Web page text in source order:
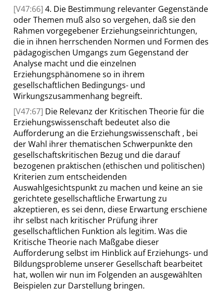
[V47:66] 4. Die Bestimmung relevanter Gegenstände
oder Themen muß also so vergehen, daß sie den
Rahmen vorgegebener Erziehungseinrichtungen,
die in ihnen herrschenden Normen und Formen des
pädagogischen Umgangs zum Gegenstand der
Analyse macht und die einzelnen
Erziehungsphänomene so in ihrem
gesellschaftlichen Bedingungs- und
Wirkungszusammenhang begreift.
[V47:67] Die Relevanz der Kritischen Theorie für die
Erziehungswissenschaft bedeutet also die
Aufforderung an die Erziehungswissenschaft , bei
der Wahl ihrer thematischen Schwerpunkte den
gesellschaftskritischen Bezug und die darauf
bezogenen praktischen (ethischen und politischen)
Kriterien zum entscheidenden
Auswahlgesichtspunkt zu machen und keine an sie
gerichtete gesellschaftliche Erwartung zu
akzeptieren, es sei denn, diese Erwartung erschiene
ihr selbst nach kritischer Prüfung ihrer
gesellschaftlichen Funktion als legitim. Was die
Kritische Theorie nach Maßgabe dieser
Aufforderung selbst im Hinblick auf Erziehungs- und
Bildungsprobleme unserer Gesellschaft bearbeitet
hat, wollen wir nun im Folgenden an ausgewählten
Beispielen zur Darstellung bringen.